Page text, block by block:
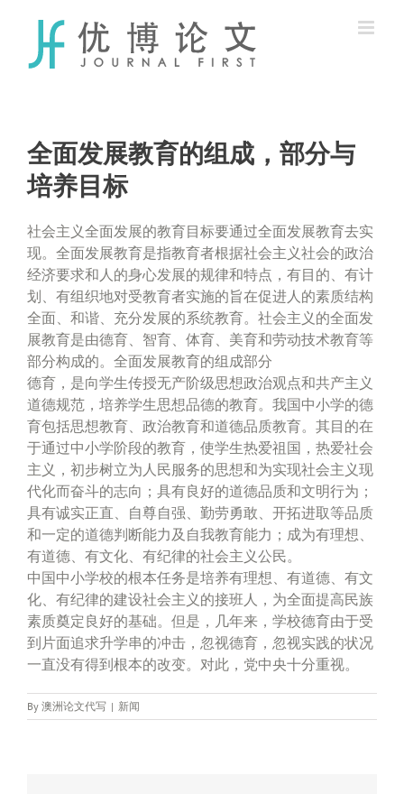
content
全面发展教育的组成，部分与
培养目标
社会主义全面发展的教育目标要通过全面发展教育去实
现。全面发展教育是指教育者根据社会主义社会的政治
经济要求和人的身心发展的规律和特点，有目的、有计
划、有组织地对受教育者实施的旨在促进人的素质结构
全面、和谐、充分发展的系统教育。社会主义的全面发
展教育是由德育、智育、体育、美育和劳动技术教育等
部分构成的。全面发展教育的组成部分
德育，是向学生传授无产阶级思想政治观点和共产主义
道德规范，培养学生思想品德的教育。我国中小学的德
育包括思想教育、政治教育和道德品质教育。其目的在
于通过中小学阶段的教育，使学生热爱祖国，热爱社会
主义，初步树立为人民服务的思想和为实现社会主义现
代化而奋斗的志向；具有良好的道德品质和文明行为；
具有诚实正直、自尊自强、勤劳勇敢、开拓进取等品质
和一定的道德判断能力及自我教育能力；成为有理想、
有道德、有文化、有纪律的社会主义公民。
中国中小学校的根本任务是培养有理想、有道德、有文
化、有纪律的建设社会主义的接班人，为全面提高民族
素质奠定良好的基础。但是，几年来，学校德育由于受
到片面追求升学串的冲击，忽视德育，忽视实践的状况
一直没有得到根本的改变。对此，党中央十分重视。
By 澳洲论文代写 | 新闻